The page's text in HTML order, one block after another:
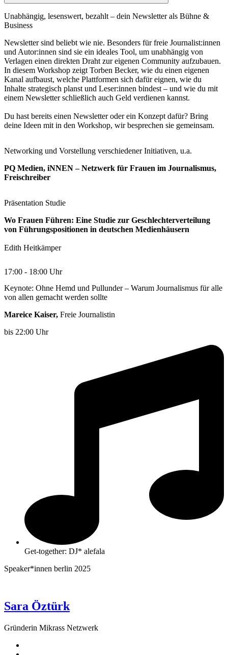
Unabhängig, lesenswert, bezahlt – dein Newsletter als Bühne &
Business
Newsletter sind beliebt wie nie. Besonders für freie Journalist:innen
und Autor:innen sind sie ein ideales Tool, um unabhängig von
Verlagen einen direkten Draht zur eigenen Community aufzubauen.
In diesem Workshop zeigt Torben Becker, wie du einen eigenen
Kanal aufbaust, welche Plattformen sich dafür eignen, wie du
Inhalte strategisch planst und Leser:innen bindest – und wie du mit
einem Newsletter schließlich auch Geld verdienen kannst.
Du hast bereits einen Newsletter oder ein Konzept dafür? Bring
deine Ideen mit in den Workshop, wir besprechen sie gemeinsam.
Networking und Vorstellung verschiedener Initiativen, u.a.
PQ Medien, iNNEN – Netzwerk für Frauen im Journalismus,
Freischreiber
Präsentation Studie
Wo Frauen Führen: Eine Studie zur Geschlechterverteilung
von Führungspositionen in deutschen Medienhäusern
Edith Heitkämper
17:00 - 18:00 Uhr
Keynote: Ohne Hemd und Pullunder – Warum Journalismus für alle
von allen gemacht werden sollte
Mareice Kaiser, Freie Journalistin
bis 22:00 Uhr
Get-together: DJ* alefala
Speaker*innen berlin 2025
Sara Öztürk
Gründerin Mikrass Netzwerk